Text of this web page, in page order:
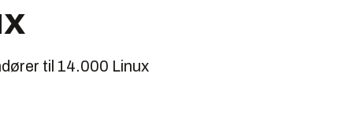
til 14.000 Linux